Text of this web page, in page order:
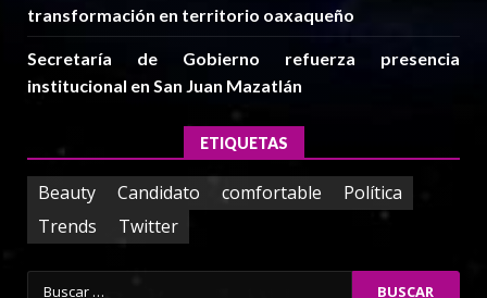
transformación en territorio oaxaqueño
Secretaría de Gobierno refuerza presencia
institucional en San Juan Mazatlán
ETIQUETAS
Beauty Candidato comfortable
Política
Trends
Twitter
Buscar: